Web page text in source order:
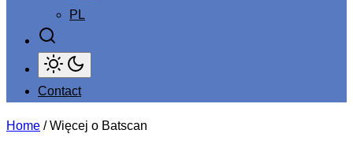
PL
Contact
Home / Więcej o Batscan